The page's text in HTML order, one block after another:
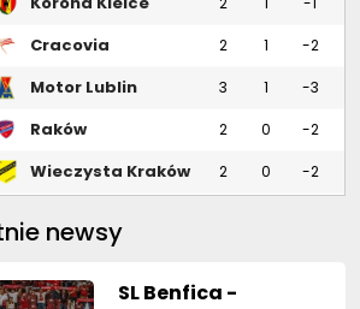
Cracovia 2 1 -2
Motor Lublin 3 1 -3
Raków
2 0 -2
Wieczysta Kraków 2 0 -2
newsy
SL Benfica -